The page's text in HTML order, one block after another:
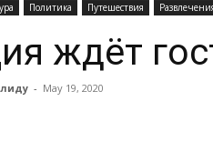
Политика Путешествия
ждёт
- May 19, 2020